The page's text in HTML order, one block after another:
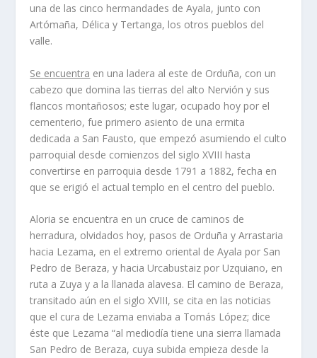
una de las cinco hermandades de Ayala, junto con
Artómaña, Délica y Tertanga, los otros pueblos del
valle.
Se encuentra en una ladera al este de Orduña, con un
cabezo que domina las tierras del alto Nervión y sus
flancos montañosos; este lugar, ocupado hoy por el
cementerio, fue primero asiento de una ermita
dedicada a San Fausto, que empezó asumiendo el culto
parroquial desde comienzos del siglo XVIII hasta
convertirse en parroquia desde 1791 a 1882, fecha en
que se erigió el actual templo en el centro del pueblo.
Aloria se encuentra en un cruce de caminos de
herradura, olvidados hoy, pasos de Orduña y Arrastaria
hacia Lezama, en el extremo oriental de Ayala por San
Pedro de Beraza, y hacia Urcabustaiz por Uzquiano, en
ruta a Zuya y a la llanada alavesa. El camino de Beraza,
transitado aún en el siglo XVIII, se cita en las noticias
que el cura de Lezama enviaba a Tomás López; dice
éste que Lezama “al mediodía tiene una sierra llamada
San Pedro de Beraza, cuya subida empieza desde la